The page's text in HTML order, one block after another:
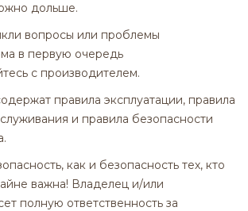
дольше.
вопросы или проблемы
в первую очередь
с производителем.
правила эксплуатации, правила
и правила безопасности
как и безопасность тех, кто
важна! Владелец и/или
полную ответственность за